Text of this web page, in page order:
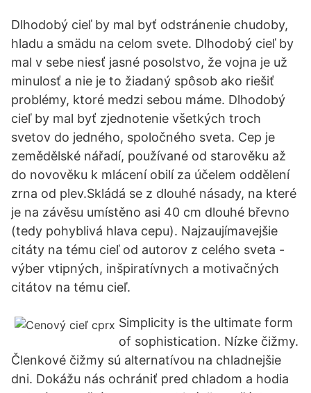
Dlhodobý cieľ by mal byť odstránenie chudoby,
hladu a smädu na celom svete. Dlhodobý cieľ by
mal v sebe niesť jasné posolstvo, že vojna je už
minulosť a nie je to žiadaný spôsob ako riešiť
problémy, ktoré medzi sebou máme. Dlhodobý
cieľ by mal byť zjednotenie všetkých troch
svetov do jedného, spoločného sveta. Cep je
zemědělské nářadí, používané od starověku až
do novověku k mlácení obilí za účelem oddělení
zrna od plev.Skládá se z dlouhé násady, na které
je na závěsu umístěno asi 40 cm dlouhé břevno
(tedy pohyblivá hlava cepu). Najzaujímavejšie
citáty na tému cieľ od autorov z celého sveta -
výber vtipných, inšpiratívnych a motivačných
citátov na tému cieľ.
Simplicity is the ultimate form
of sophistication. Nízke čižmy.
Členkové čižmy sú alternatívou na chladnejšie
dni. Dokážu nás ochrániť pred chladom a hodia